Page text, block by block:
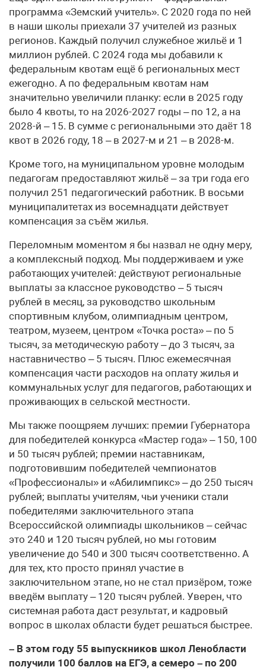
программа «Земский учитель». С 2020 года по ней
в наши школы приехали 37 учителей из разных
регионов. Каждый получил служебное жильё и 1
миллион рублей. С 2024 года мы добавили к
федеральным квотам ещё 6 региональных мест
ежегодно. А по федеральным квотам нам
значительно увеличили планку: если в 2025 году
было 4 квоты, то на 2026-2027 годы – по 12, а на
2028-й – 15. В сумме с региональными это даёт 18
квот в 2026 году, 18 – в 2027-м и 21 – в 2028-м.
Кроме того, на муниципальном уровне молодым
педагогам предоставляют жильё – за три года его
получил 251 педагогический работник. В восьми
муниципалитетах из восемнадцати действует
компенсация за съём жилья.
Переломным моментом я бы назвал не одну меру,
а комплексный подход. Мы поддерживаем и уже
работающих учителей: действуют региональные
выплаты за классное руководство – 5 тысяч
рублей в месяц, за руководство школьным
спортивным клубом, олимпиадным центром,
театром, музеем, центром «Точка роста» – по 5
тысяч, за методическую работу – до 3 тысяч, за
наставничество – 5 тысяч. Плюс ежемесячная
компенсация части расходов на оплату жилья и
коммунальных услуг для педагогов, работающих и
проживающих в сельской местности.
Мы также поощряем лучших: премии Губернатора
для победителей конкурса «Мастер года» – 150, 100
и 50 тысяч рублей; премии наставникам,
подготовившим победителей чемпионатов
«Профессионалы» и «Абилимпикс» – до 250 тысяч
рублей; выплаты учителям, чьи ученики стали
победителями заключительного этапа
Всероссийской олимпиады школьников – сейчас
это 240 и 120 тысяч рублей, но мы готовим
увеличение до 540 и 300 тысяч соответственно. А
для тех, кто просто принял участие в
заключительном этапе, но не стал призёром, тоже
введём выплату – 120 тысяч рублей. Уверен, что
системная работа даст результат, и кадровый
вопрос в школах области будет решаться быстрее.
– В этом году 55 выпускников школ Ленобласти
получили 100 баллов на ЕГЭ, а семеро – по 200